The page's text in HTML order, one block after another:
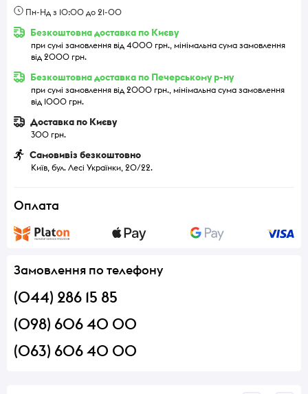
Пн-Нд з 10:00 до 21-00
Безкоштовна доставка по Києву
при сумі замовлення від 4000 грн., мінімальна сума замовлення
від 2000 грн.
Безкоштовна доставка по Печерському р-ну
при сумі замовлення від 2000 грн., мінімальна сума замовлення
від 1000 грн.
Доставка по Києву
300 грн.
Самовивіз безкоштовно
Київ, бул. Лесі Українки, 20/22.
Оплата
Замовлення по телефону
(044) 286 15 85
(098) 606 40 00
(063) 606 40 00